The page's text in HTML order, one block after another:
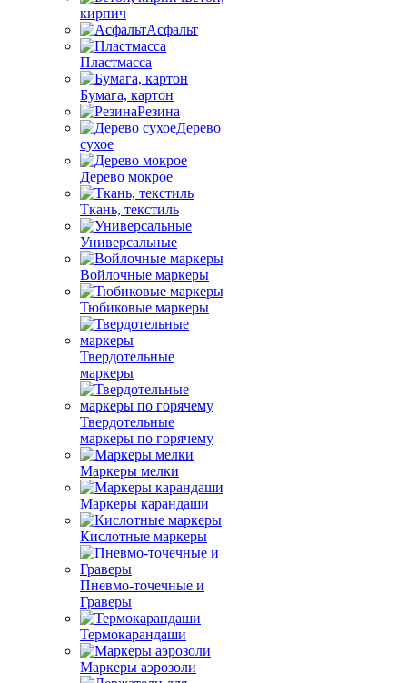
кирпич
Асфальт
Пластмасса
Бумага, картон
Резина
Дерево
сухое
Дерево мокрое
Ткань, текстиль
Универсальные
Войлочные маркеры
Тюбиковые маркеры
Твердотельные
маркеры
Твердотельные
маркеры по горячему
Маркеры мелки
Маркеры карандаши
Кислотные маркеры
Пневмо-точечные и
Граверы
Термокарандаши
Маркеры аэрозоли